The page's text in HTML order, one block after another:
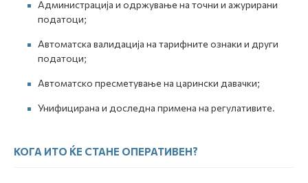
Администрација и одржување на точни и ажурирани
податоци;
Автоматска валидација на тарифните ознаки и други
податоци;
Автоматско пресметување на царински давачки;
Унифицирана и доследна примена на регулативите.
КОГА ИТО ЌЕ СТАНЕ ОПЕРАТИВЕН?